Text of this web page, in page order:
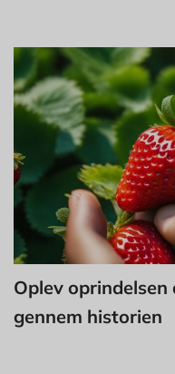
Oplev
gennem historien